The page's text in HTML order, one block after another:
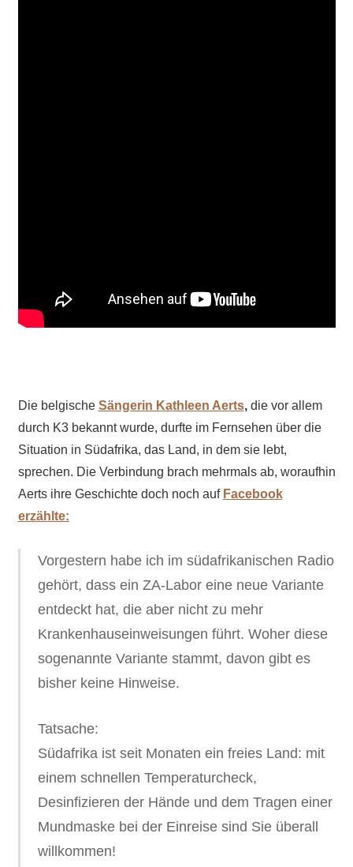
Die belgische Sängerin Kathleen Aerts,die vor allem
durch K3 bekannt wurde, durfte im Fernsehen über die
Situation in Südafrika, das Land, in dem sie lebt,
sprechen. Die Verbindung brach mehrmals ab, woraufhin
Aerts ihre Geschichte doch noch auf Facebook
erzählte:
Vorgestern habe ich im südafrikanischen Radio
gehört, dass ein ZA-Labor eine neue Variante
entdeckt hat, die aber nicht zu mehr
Krankenhauseinweisungen führt. Woher diese
sogenannte Variante stammt, davon gibt es
bisher keine Hinweise.
Tatsache:
Südafrika ist seit Monaten ein freies Land: mit
einem schnellen Temperaturcheck,
Desinfizieren der Hände und dem Tragen einer
Mundmaske bei der Einreise sind Sie überall
willkommen!